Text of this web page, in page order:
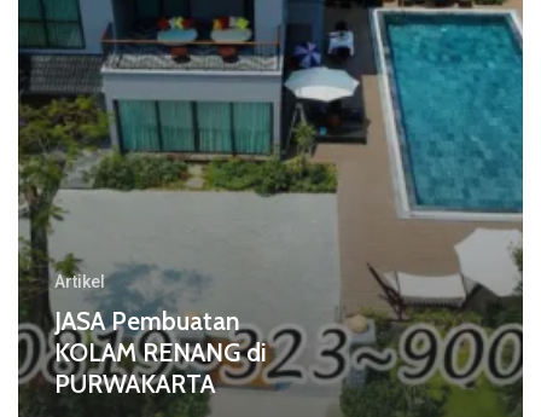
Artikel
JASA Pembuatan
KOLAM RENANG di
PURWAKARTA